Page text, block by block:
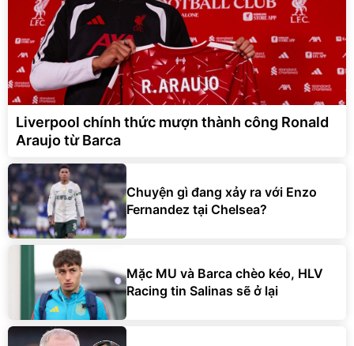
Liverpool chính thức mượn thành công Ronald
Araujo từ Barca
Chuyện gì đang xảy ra với Enzo
Fernandez tại Chelsea?
Mặc MU và Barca chèo kéo, HLV
Racing tin Salinas sẽ ở lại